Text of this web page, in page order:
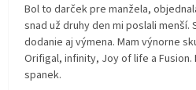
Bol to darček pre manžela,
snad už druhy den mi poslali menší.
dodanie aj výmena. Mam výnorne
Orifigal, infinity, Joy of life a
spanek.